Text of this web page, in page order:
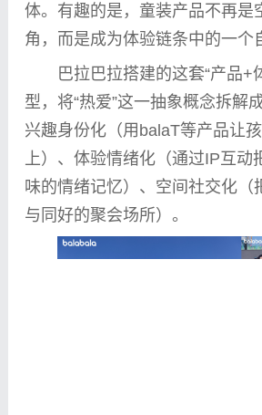
体。有趣的是，童装产品不再是
角，而是成为体验链条中的一个
巴拉巴拉搭建的这套“产品+
型，将“热爱”这一抽象概念拆解
兴趣身份化（用balaT等产品让
上）、体验情绪化（通过IP互动
味的情绪记忆）、空间社交化（
与同好的聚会场所）。